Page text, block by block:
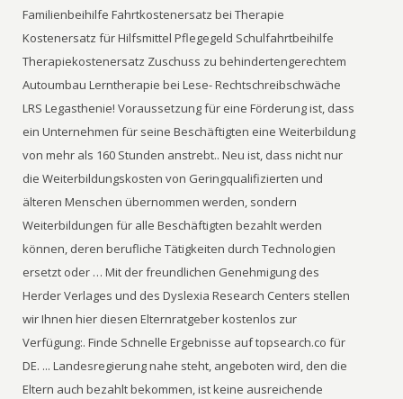
Familienbeihilfe Fahrtkostenersatz bei Therapie
Kostenersatz für Hilfsmittel Pflegegeld Schulfahrtbeihilfe
Therapiekostenersatz Zuschuss zu behindertengerechtem
Autoumbau Lerntherapie bei Lese- Rechtschreibschwäche
LRS Legasthenie! Voraussetzung für eine Förderung ist, dass
ein Unternehmen für seine Beschäftigten eine Weiterbildung
von mehr als 160 Stunden anstrebt.. Neu ist, dass nicht nur
die Weiterbildungskosten von Geringqualifizierten und
älteren Menschen übernommen werden, sondern
Weiterbildungen für alle Beschäftigten bezahlt werden
können, deren berufliche Tätigkeiten durch Technologien
ersetzt oder … Mit der freundlichen Genehmigung des
Herder Verlages und des Dyslexia Research Centers stellen
wir Ihnen hier diesen Elternratgeber kostenlos zur
Verfügung:. Finde Schnelle Ergebnisse auf topsearch.co für
DE. ... Landesregierung nahe steht, angeboten wird, den die
Eltern auch bezahlt bekommen, ist keine ausreichende